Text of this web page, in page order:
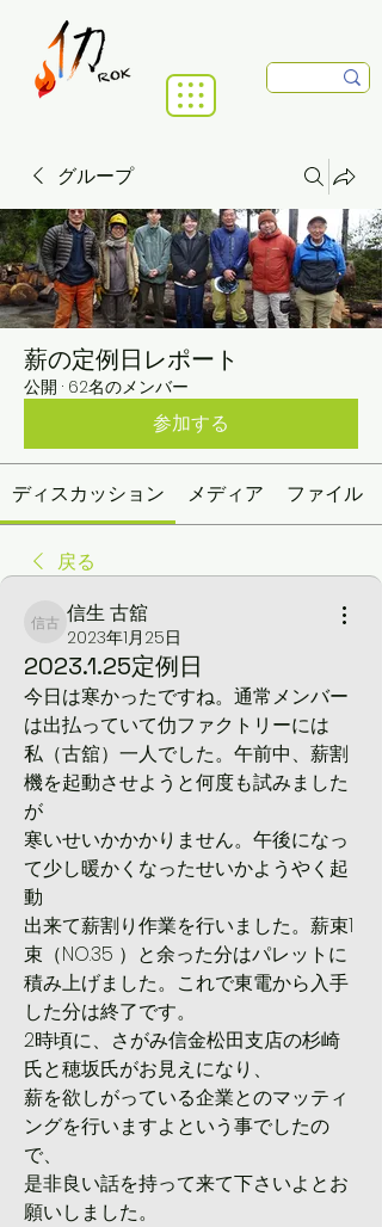
グループ
薪の定例日レポート
公開 · 62名のメンバー
参加する
ディスカッション メディア ファイル
戻る
信生 古舘
信生 古舘
2023年1月25日
2023.1.25定例日
今日は寒かったですね。通常メンバー
は出払っていて仂ファクトリーには
私（古舘）一人でした。午前中、薪割
機を起動させようと何度も試みました
が
寒いせいかかかりません。午後になっ
て少し暖かくなったせいかようやく起
動
出来て薪割り作業を行いました。薪束1
束（NO.35 ）と余った分はパレットに
積み上げました。これで東電から入手
した分は終了です。
2時頃に、さがみ信金松田支店の杉崎
氏と穂坂氏がお見えになり、
薪を欲しがっている企業とのマッティ
ングを行いますよという事でしたの
で、
是非良い話を持って来て下さいよとお
願いしました。